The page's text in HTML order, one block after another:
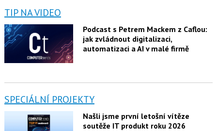
TIP NA VIDEO
Podcast s Petrem Mackem z Caflou:
jak zvládnout digitalizaci,
automatizaci a AI v malé firmě
SPECIÁLNÍ PROJEKTY
Našli jsme první letošní vítěze
soutěže IT produkt roku 2026